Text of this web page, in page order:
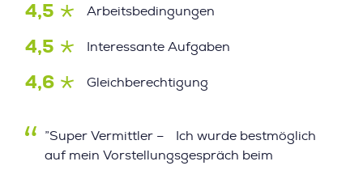
4,5 Arbeitsbedingungen
4,5 Interessante Aufgaben
4,6 Gleichberechtigung
”Super Vermittler – Ich wurde bestmöglich
auf mein Vorstellungsgespräch beim